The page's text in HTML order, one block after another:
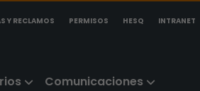
Y RECLAMOS PERMISOS HESQ INTRANET
Comunicaciones